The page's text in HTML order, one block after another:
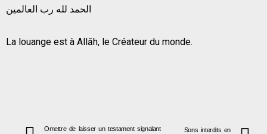
الحمد لله رب العالمين
La louange est à Allāh, le Créateur du monde.
Omettre de laisser un testament signalant
Sons interdits en